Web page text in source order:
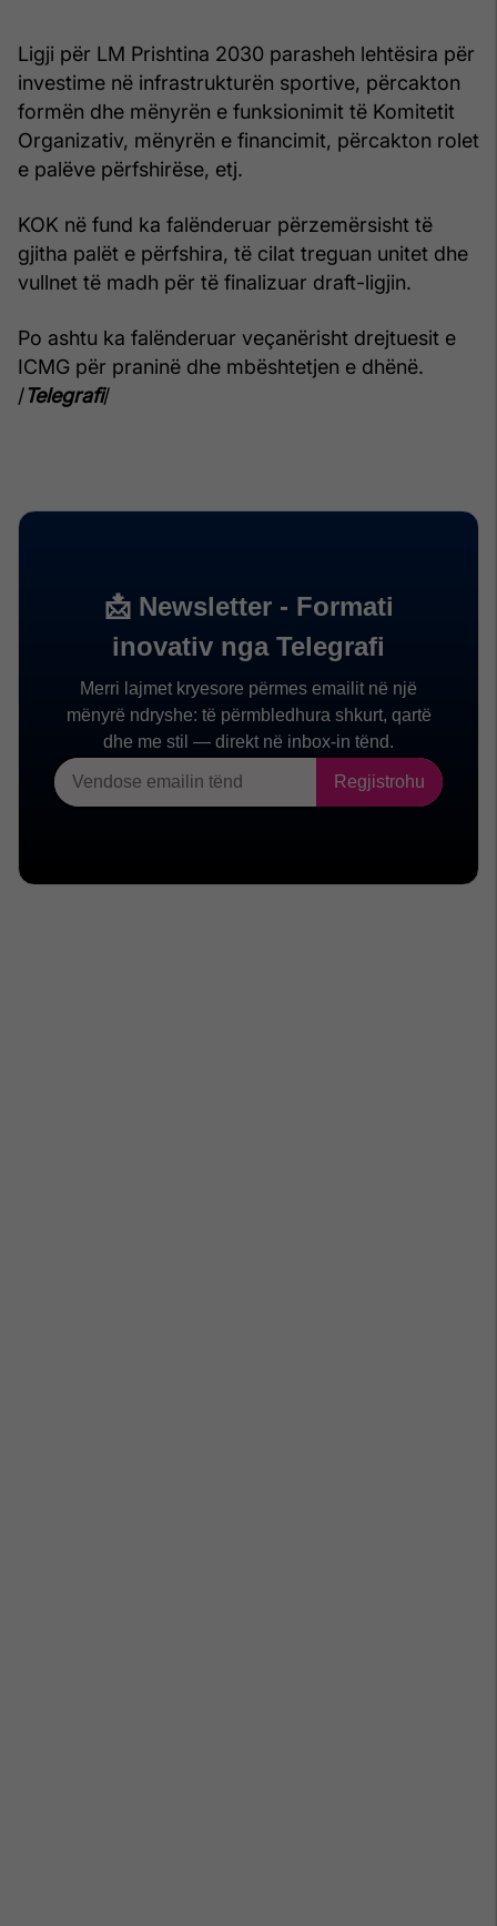
Ligji për LM Prishtina 2030 parasheh lehtësira për
investime në infrastrukturën sportive, përcakton
formën dhe mënyrën e funksionimit të Komitetit
Organizativ, mënyrën e financimit, përcakton rolet
e palëve përfshirëse, etj.
KOK në fund ka falënderuar përzemërsisht të
gjitha palët e përfshira, të cilat treguan unitet dhe
vullnet të madh për të finalizuar draft-ligjin.
Po ashtu ka falënderuar veçanërisht drejtuesit e
ICMG për praninë dhe mbështetjen e dhënë.
/Telegrafi/